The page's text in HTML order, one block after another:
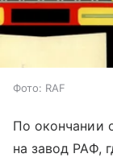
Фото: RAF
По окончании
на завод РАФ,